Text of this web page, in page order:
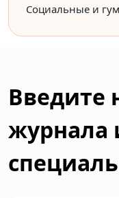
Социальные и
Введите
журнала